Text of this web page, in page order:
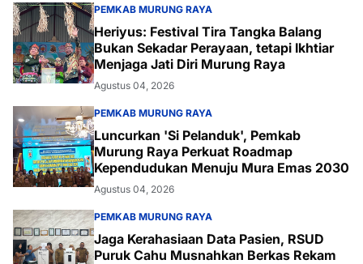
PEMKAB MURUNG RAYA
Heriyus: Festival Tira Tangka Balang
Bukan Sekadar Perayaan, tetapi Ikhtiar
Menjaga Jati Diri Murung Raya
Agustus 04, 2026
PEMKAB MURUNG RAYA
Luncurkan 'Si Pelanduk', Pemkab
Murung Raya Perkuat Roadmap
Kependudukan Menuju Mura Emas 2030
Agustus 04, 2026
PEMKAB MURUNG RAYA
Jaga Kerahasiaan Data Pasien, RSUD
Puruk Cahu Musnahkan Berkas Rekam